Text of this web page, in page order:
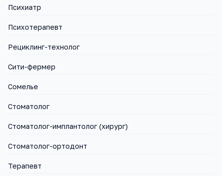
Психиатр
Психотерапевт
Рециклинг-технолог
Сити-фермер
Сомелье
Стоматолог
Стоматолог-имплантолог (хирург)
Стоматолог-ортодонт
Терапевт